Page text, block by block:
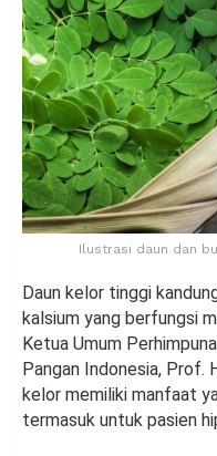
Ilustrasi daun dan
Daun kelor tinggi
kalsium yang berfungsi
Ketua Umum
Pangan Indonesia, Prof.
kelor memiliki manfaat
termasuk untuk pasien